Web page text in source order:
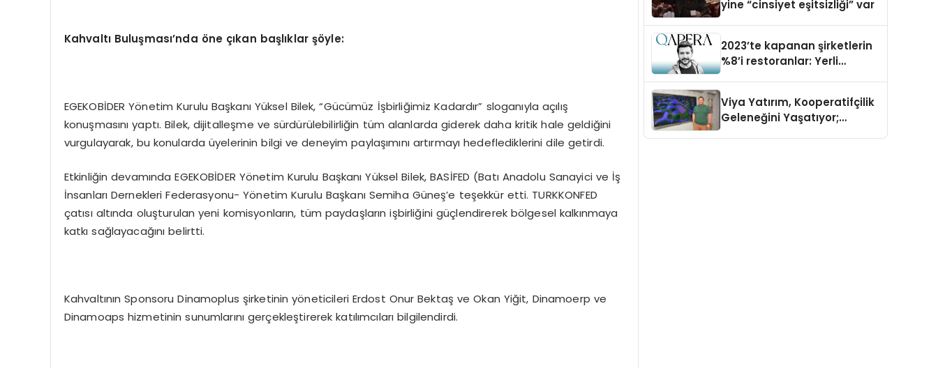
Kahvaltı Buluşması’nda öne çıkan başlıklar şöyle:
EGEKOBİDER Yönetim Kurulu Başkanı Yüksel Bilek, “Gücümüz İşbirliğimiz Kadardır” sloganıyla açılış
konuşmasını yaptı. Bilek, dijitalleşme ve sürdürülebilirliğin tüm alanlarda giderek daha kritik hale geldiğini
vurgulayarak, bu konularda üyelerinin bilgi ve deneyim paylaşımını artırmayı hedeflediklerini dile getirdi.
Etkinliğin devamında EGEKOBİDER Yönetim Kurulu Başkanı Yüksel Bilek, BASİFED (Batı Anadolu Sanayici ve İş
İnsanları Dernekleri Federasyonu- Yönetim Kurulu Başkanı Semiha Güneş’e teşekkür etti. TURKKONFED
çatısı altında oluşturulan yeni komisyonların, tüm paydaşların işbirliğini güçlendirerek bölgesel kalkınmaya
katkı sağlayacağını belirtti.
Kahvaltının Sponsoru Dinamoplus şirketinin yöneticileri Erdost Onur Bektaş ve Okan Yiğit, Dinamoerp ve
Dinamoaps hizmetinin sunumlarını gerçekleştirerek katılımcıları bilgilendirdi.
yine “cinsiyet eşitsizliği” var
2023’te kapanan şirketlerin
%8’i restoranlar: Yerli
Viya Yatırım, Kooperatifçilik
Geleneğini Yaşatıyor;